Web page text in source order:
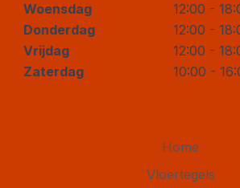
Woensdag
12:00 -
Donderdag
12:00 -
Vrijdag
12:00 -
Zaterdag
10:00 -
Home
Vloertegels